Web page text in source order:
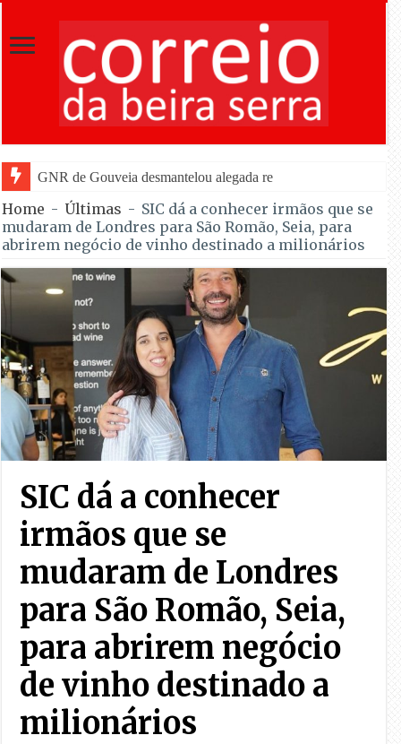
GNR de Gouveia desmantelou alegada rede de furtos de cobre; quat
Home - Últimas - SIC dá a conhecer irmãos que se
mudaram de Londres para São Romão, Seia, para
abrirem negócio de vinho destinado a milionários
SIC dá a conhecer
irmãos que se
mudaram de Londres
para São Romão, Seia,
para abrirem negócio
de vinho destinado a
milionários